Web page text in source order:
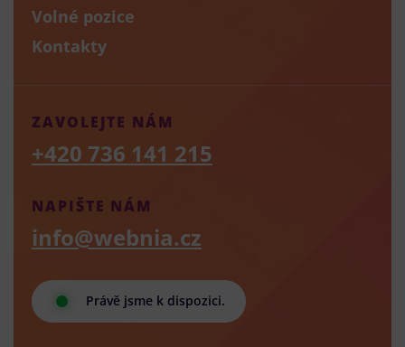
Volné pozice
Kontakty
Právě jsme k dispozici.
NAPIŠTE NÁM
info@webnia.cz
ZAVOLEJTE NÁM
+420 736 141 215